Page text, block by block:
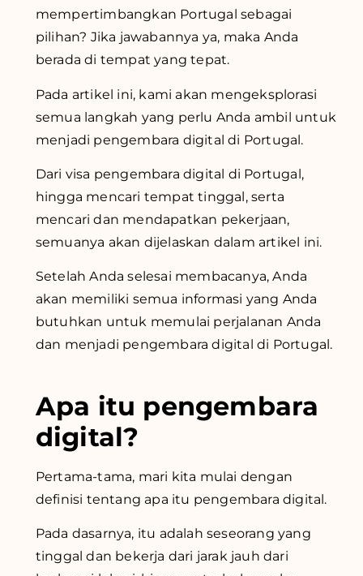
mempertimbangkan Portugal sebagai
pilihan? Jika jawabannya ya, maka Anda
berada di tempat yang tepat.
Pada artikel ini, kami akan mengeksplorasi
semua langkah yang perlu Anda ambil untuk
menjadi pengembara digital di Portugal.
Dari visa pengembara digital di Portugal,
hingga mencari tempat tinggal, serta
mencari dan mendapatkan pekerjaan,
semuanya akan dijelaskan dalam artikel ini.
Setelah Anda selesai membacanya, Anda
akan memiliki semua informasi yang Anda
butuhkan untuk memulai perjalanan Anda
dan menjadi pengembara digital di Portugal.
Apa itu pengembara
digital?
Pertama-tama, mari kita mulai dengan
definisi tentang apa itu pengembara digital.
Pada dasarnya, itu adalah seseorang yang
tinggal dan bekerja dari jarak jauh dari